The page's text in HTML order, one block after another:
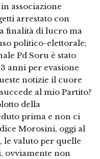
associazione
arrestato con
finalità di lucro ma
politico-elettorale;
Pd Soru è stato
anni per evasione
notizie il cuore
al mio Partito?
della
prima e non ci
Morosini, oggi al
le valuto per quelle
ovviamente non